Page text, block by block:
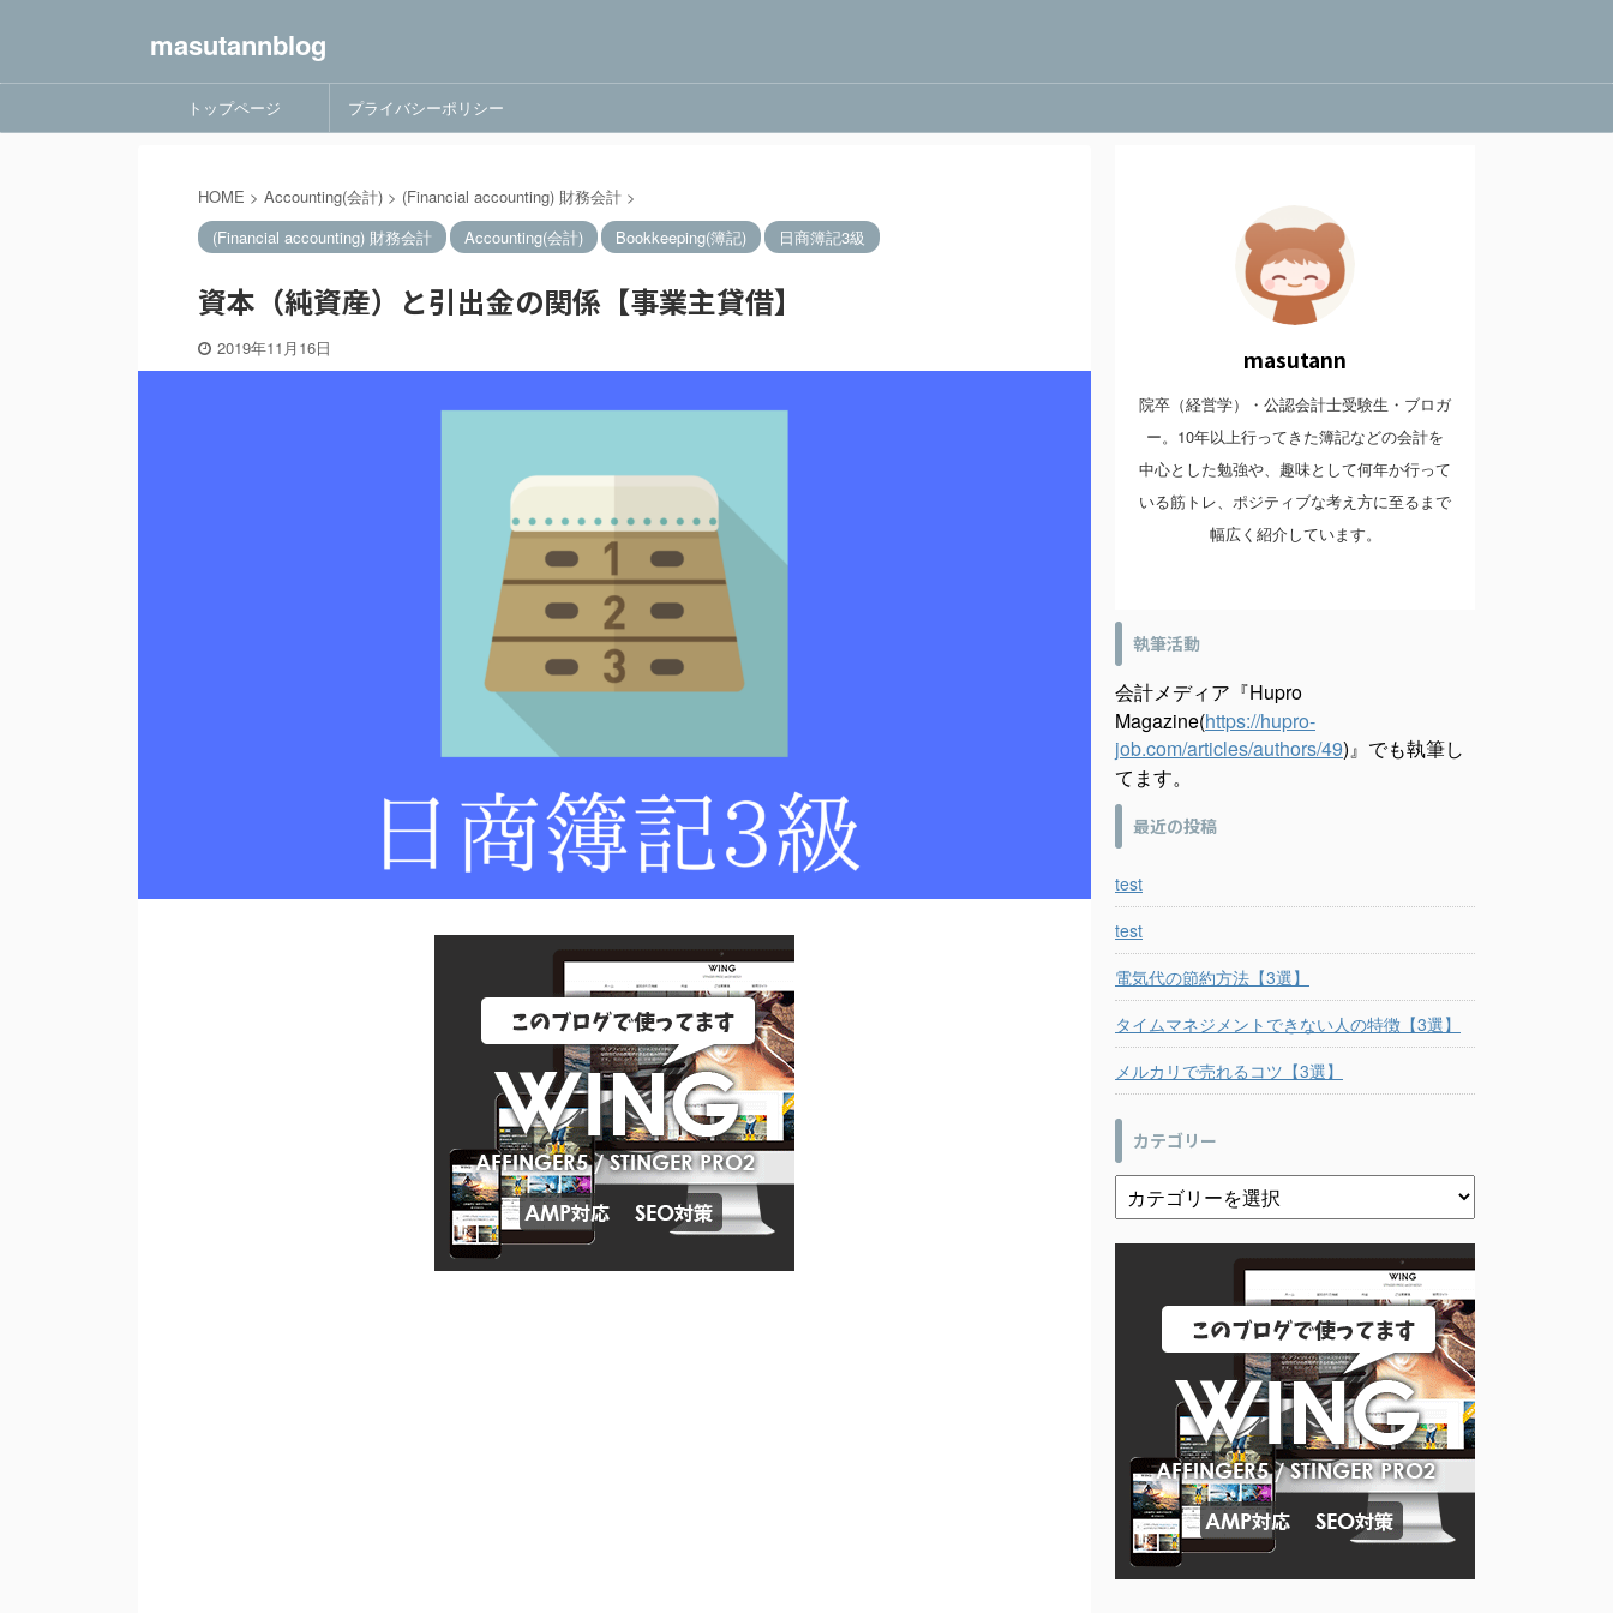
masutannblog
トップページ プライバシーポリシー
HOME > Accounting(会計) > (Financial accounting) 財務会計 >
(Financial accounting) 財務会計
Accounting(会計) Bookkeeping(簿記) 日商簿記3級
資本（純資産）と引出金の関係【事業主貸借】
2019年11月16日 masutann
院卒（経営学）・公認会計士受験生・ブロガ
ー。10年以上行ってきた簿記などの会計を
中心とした勉強や、趣味として何年か行って
いる筋トレ、ポジティブな考え方に至るまで
幅広く紹介しています。
執筆活動
会計メディア『Hupro
Magazine(https://hupro-
job.com/articles/authors/49)』でも執筆し
てます。
最近の投稿
test
test
電気代の節約方法【3選】
タイムマネジメントできない人の特徴【3選】
メルカリで売れるコツ【3選】
カテゴリー